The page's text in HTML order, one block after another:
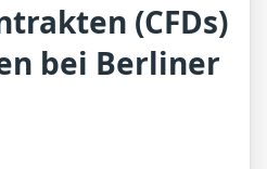
(CFDs)
bei Berliner